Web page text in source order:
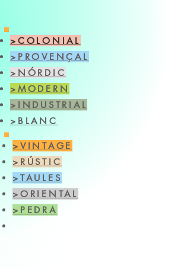
>COLONIAL
>PROVENÇAL
>NÓRDIC
>MODERN
>INDUSTRIAL
>BLANC
>VINTAGE
>RÚSTIC
>TAULES
>ORIE NTAL
>PEDRA